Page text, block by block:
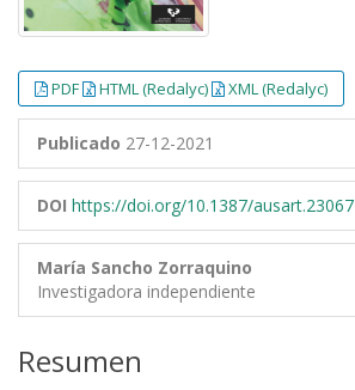
PDF HTML (Redalyc) XML (Redalyc)
Publicado 27-12-2021
DOI https://doi.org/10.1387/ausart.23067
María Sancho Zorraquino
Investigadora independiente
Resumen